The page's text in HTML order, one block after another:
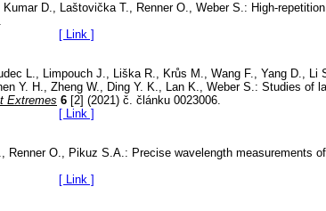
D., Laštovička T., Renner O., Weber S.: High-
[ Link ]
L., Limpouch J., Liška R., Krůs M., Wang F., Yang D.,
Y. H., Zheng W., Ding Y. K., Lan K., Weber S.: Studies of
Extremes 6 [2] (2021) č. článku 0023006.
[ Link ]
O., Pikuz S.A.: Precise wavelength measurements
[ Link ]